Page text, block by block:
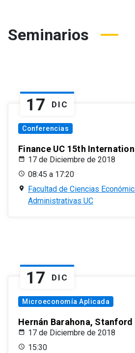
Seminarios
17 DIC
Conferencias
Finance UC 15th
17 de Diciembre de 2018
08:45 a 17:20
Facultad de Ciencias
Administrativas UC
17 DIC
Microeconomía Aplicada
Hernán Barahona,
17 de Diciembre de 2018
15:30